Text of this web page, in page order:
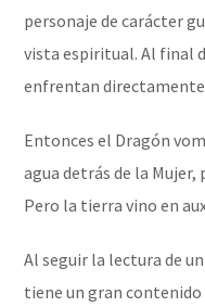
personaje de carácter
vista espiritual. Al final
enfrentan
Entonces el Dragón
agua detrás de la
Pero la tierra vino en
Al seguir la lectura de
tiene un gran contenido